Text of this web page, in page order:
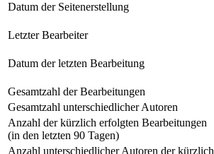
Datum der Seitenerstellung
Letzter Bearbeiter
Datum der letzten Bearbeitung
Gesamtzahl der Bearbeitungen
Gesamtzahl unterschiedlicher Autoren
Anzahl der kürzlich erfolgten Bearbeitungen
(in den letzten 90 Tagen)
Anzahl unterschiedlicher Autoren der kürzlich